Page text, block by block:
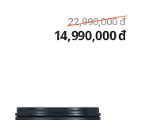
22,990,000 đ
14,990,000đ